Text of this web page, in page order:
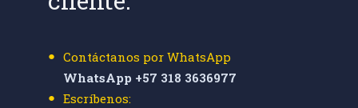
Contáctanos por WhatsApp
WhatsApp +57 318 3636977
Escríbenos: